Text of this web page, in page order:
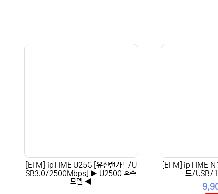
[EFM] ipTIME U25G [유선랜카드/U
SB3.0/2500Mbps] ▶ U2500 후속
모델 ◀
[EFM] ipTIME
드/USB/